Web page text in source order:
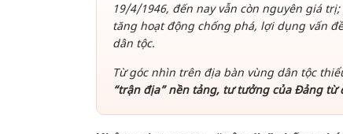
19/4/1946, đến nay vẫn còn nguyên giá
tăng hoạt động chống phá, lợi dụng vấn
dân tộc.
Từ góc nhìn trên địa bàn vùng dân tộc
“trận địa” nền tảng, tư tưởng của Đảng từ